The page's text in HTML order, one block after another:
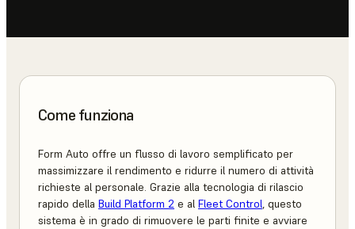
Come funziona
Form Auto offre un flusso di lavoro semplificato per
massimizzare il rendimento e ridurre il numero di attività
richieste al personale. Grazie alla tecnologia di rilascio
rapido della Build Platform 2 e al Fleet Control, questo
sistema è in grado di rimuovere le parti finite e avviare